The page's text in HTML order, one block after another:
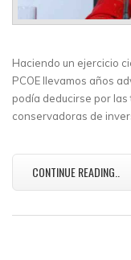
Haciendo un ejercicio
PCOE llevamos años
podía deducirse por
conservadoras de
CONTINUE READING..